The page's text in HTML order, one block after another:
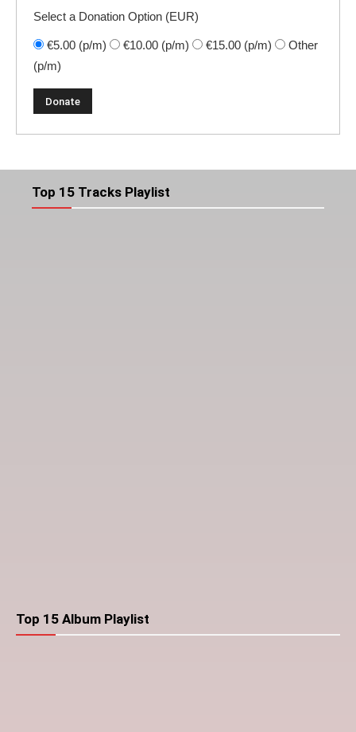
Select a Donation Option (EUR)
€5.00 (p/m) €10.00 (p/m) €15.00 (p/m)
Other
(p/m)
Top 15 Tracks Playlist
Top 15 Album Playlist